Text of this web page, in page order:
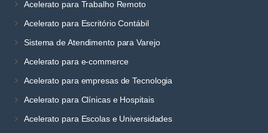
Acelerato para Trabalho Remoto
Acelerato para Escritório Contábil
Sistema de Atendimento para Varejo
Acelerato para e-commerce
Acelerato para empresas de Tecnologia
Acelerato para Clínicas e Hospitais
Acelerato para Escolas e Universidades